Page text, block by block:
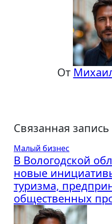
От
Связанная запись
Малый бизнес
В Вологодской
новые
туризма,
общественных